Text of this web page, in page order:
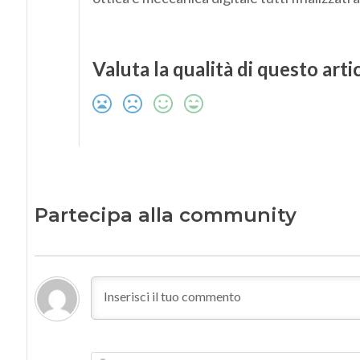
Valuta la qualità di questo
Partecipa alla community